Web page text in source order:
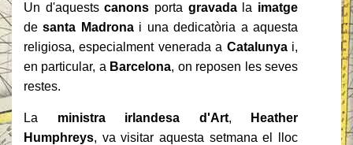
Un d'aquestscanons porta gravada la imatge
desanta Madronai una dedicatòria a aquesta
religiosa, especialment venerada a Catalunya i,
en particular, a Barcelona, on reposen les seves
restes.
La ministra irlandesa d'Art,
Heather
Humphreys, va visitar aquesta setmana el lloc